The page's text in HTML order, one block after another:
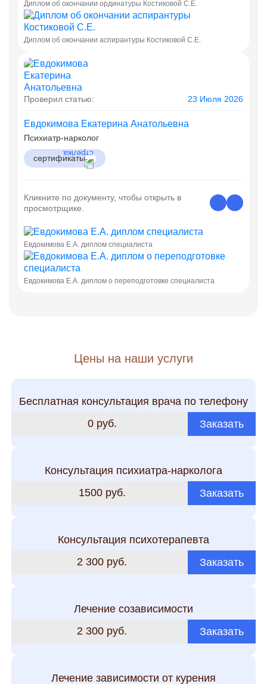
Диплом об окончании ординатуры Костиковой С.Е.
Диплом об окончании аспирантуры Костиковой С.Е.
Проверил статью: 23 Июля 2026
Евдокимова Екатерина Анатольевна
Психиатр-нарколог
сертификаты
Кликните по документу, чтобы открыть в
просмотрщике.
Евдокимова Е.А. диплом специалиста
Евдокимова Е.А. диплом о переподготовке специалиста
Цены на наши услуги
Бесплатная консультация врача по телефону
0 руб.
Заказать
Консультация психиатра-нарколога
1500 руб.
Заказать
Консультация психотерапевта
2 300 руб.
Заказать
Лечение созависимости
2 300 руб.
Заказать
Лечение зависимости от курения